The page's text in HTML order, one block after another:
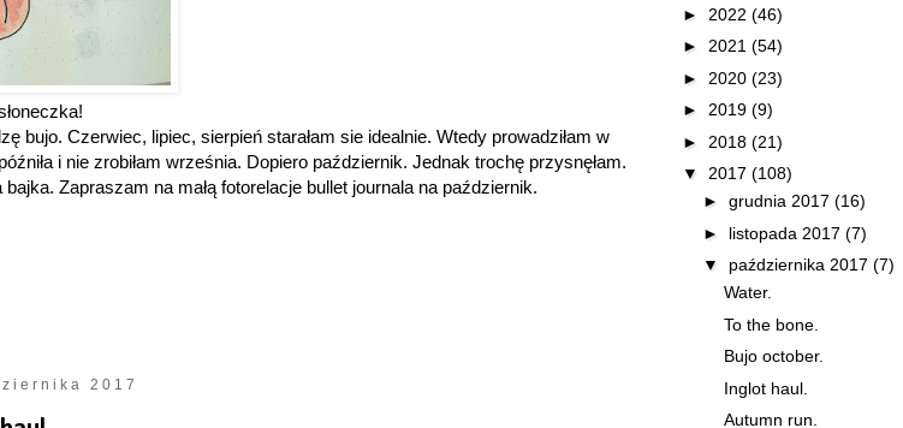
bujo. Czerwiec, lipiec, sierpień starałam sie idealnie. Wtedy prowadziłam w
i nie zrobiłam września. Dopiero październik. Jednak trochę przysnęłam.
Zapraszam na małą fotorelacje bullet journala na październik.
2017
► 2022 (46)
► 2021 (54)
► 2020 (23)
► 2019 (9)
► 2018 (21)
▼ 2017 (108)
► grudnia 2017 (16)
► listopada 2017 (7)
▼ października 2017 (7)
Water.
To the bone.
Bujo october.
Inglot haul.
Autumn run.